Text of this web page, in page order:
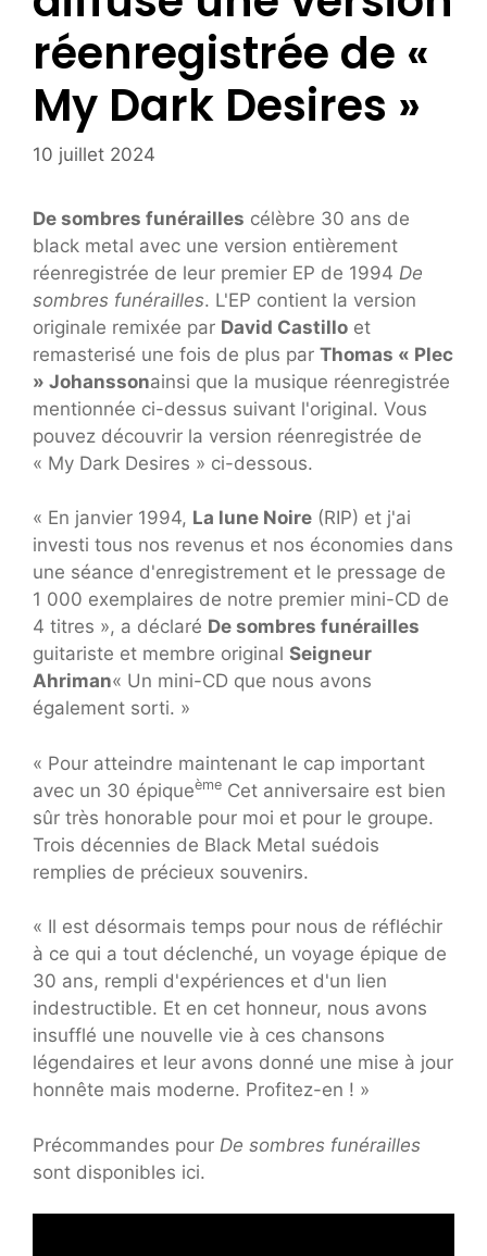
réenregistrée de «
My Dark Desires »
10 juillet 2024
De sombres funérailles célèbre 30 ans de
black metal avec une version entièrement
réenregistrée de leur premier EP de 1994 De
sombres funérailles. L'EP contient la version
originale remixée par David Castillo et
remasterisé une fois de plus par Thomas « Plec
» Johanssonainsi que la musique réenregistrée
mentionnée ci-dessus suivant l'original. Vous
pouvez découvrir la version réenregistrée de
« My Dark Desires » ci-dessous.
« En janvier 1994, La lune Noire (RIP) et j'ai
investi tous nos revenus et nos économies dans
une séance d'enregistrement et le pressage de
1 000 exemplaires de notre premier mini-CD de
4 titres », a déclaré De sombres funérailles
guitariste et membre original Seigneur
Ahriman« Un mini-CD que nous avons
également sorti. »
« Pour atteindre maintenant le cap important
avec un 30 épiqueème Cet anniversaire est bien
sûr très honorable pour moi et pour le groupe.
Trois décennies de Black Metal suédois
remplies de précieux souvenirs.
« Il est désormais temps pour nous de réfléchir
à ce qui a tout déclenché, un voyage épique de
30 ans, rempli d'expériences et d'un lien
indestructible. Et en cet honneur, nous avons
insufflé une nouvelle vie à ces chansons
légendaires et leur avons donné une mise à jour
honnête mais moderne. Profitez-en ! »
Précommandes pour De sombres funérailles
sont disponibles ici.